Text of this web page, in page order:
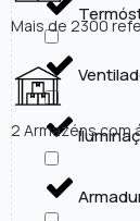
Mais de 2300
2 Armazéns com